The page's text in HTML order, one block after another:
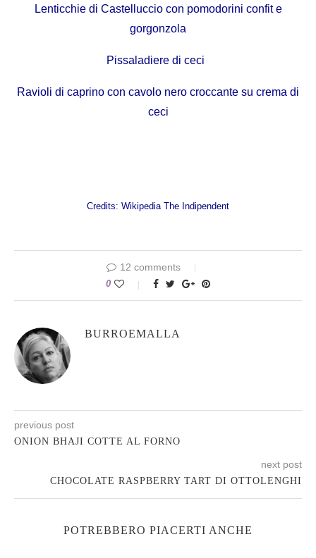
Lenticchie di Castelluccio con pomodorini confit e
gorgonzola
Pissaladiere di ceci
Ravioli di caprino con cavolo nero croccante su crema di
ceci
Credits: Wikipedia The Indipendent
12 comments
0
BURROEMALLA
previous post
ONION BHAJI COTTE AL FORNO
next post
CHOCOLATE RASPBERRY TART DI OTTOLENGHI
POTREBBERO PIACERTI ANCHE